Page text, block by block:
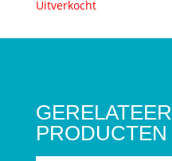
Uitverkocht
PRODUCTEN